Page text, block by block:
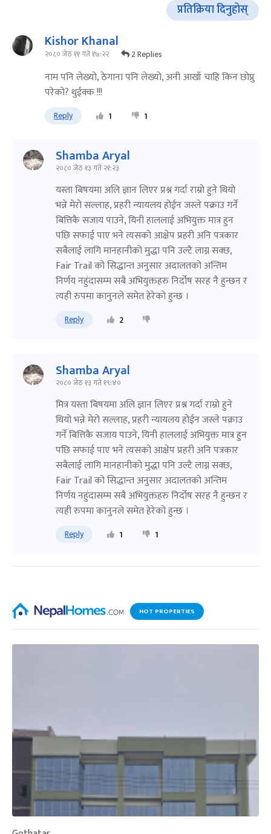
प्रतिक्रिया दिनुहोस्
Kishor Khanal
२०८० जेठ ११ गते १७:२२ 2 Replies
नाम पनि लेख्यो, ठेगाना पनि लेख्यो, अनी आखाँ चाहि किन छोप्नु
परेको? थुईक्क !!!
Reply 1 1
Shamba Aryal
२०८० जेठ १३ गते २१:२३
यस्ता बिषयमा अलि ज्ञान लिएर प्रश्न गर्दा राम्रो हुने थियो
भन्ने मेरो सल्लाह, प्रहरी न्यायलय होईन जस्ले पक्राउ गर्ने
बित्तिकै सजाय पाउने, यिनी हाललाई अभियुक्त मात्र हुन
पछि सफाई पाए भने त्यसको आक्षेप प्रहरी अनि पत्रकार
सबैलाई लागि मानहानीको मुद्धा पनि उल्टै लाग्न सक्छ,
Fair Trail को सिद्धान्त अनुसार अदालतको अन्तिम
निर्णय नहुंदासम्म सबै अभियुक्तहरु निर्दोष सरह नै हुन्छन र
त्यही रुपमा कानुनले समेत हेरेको हुन्छ ।
Reply 2
Shamba Aryal
२०८० जेठ १३ गते १९:४०
मित्र यस्ता बिषयमा अलि ज्ञान लिएर प्रश्न गर्दा राम्रो हुने
थियो भन्ने मेरो सल्लाह, प्रहरी न्यायलय होईन जस्ले पक्राउ
गर्ने बित्तिकै सजाय पाउने, यिनी हाललाई अभियुक्त मात्र हुन
पछि सफाई पाए भने त्यसको आक्षेप प्रहरी अनि पत्रकार
सबैलाई लागि मानहानीको मुद्धा पनि उल्टै लाग्न सक्छ,
Fair Trail को सिद्धान्त अनुसार अदालतको अन्तिम
निर्णय नहुंदासम्म सबै अभियुक्तहरु निर्दोष सरह नै हुन्छन र
त्यही रुपमा कानुनले समेत हेरेको हुन्छ ।
Reply 1 1
HOT PROPERTIES